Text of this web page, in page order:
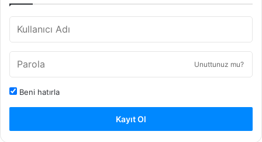
Unuttunuz mu?
Beni hatırla
Kayıt Ol